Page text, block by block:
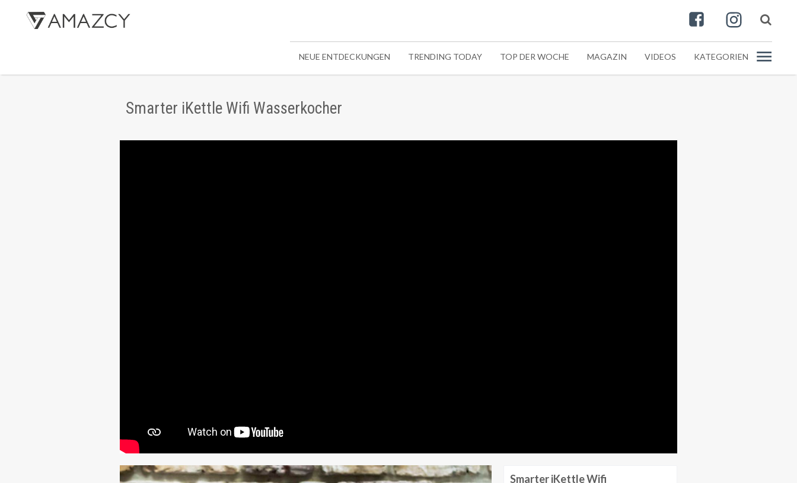
NEUE ENTDECKUNGEN TRENDING TODAY TOP DER WOCHE MAGAZIN VIDEOS KATEGORIEN
Smarter iKettle Wifi Wasserkocher
Smarter iKettle Wifi